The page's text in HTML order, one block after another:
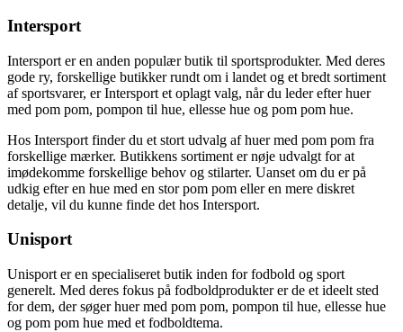
Intersport
Intersport er en anden populær butik til sportsprodukter. Med deres
gode ry, forskellige butikker rundt om i landet og et bredt sortiment
af sportsvarer, er Intersport et oplagt valg, når du leder efter huer
med pom pom, pompon til hue, ellesse hue og pom pom hue.
Hos Intersport finder du et stort udvalg af huer med pom pom fra
forskellige mærker. Butikkens sortiment er nøje udvalgt for at
imødekomme forskellige behov og stilarter. Uanset om du er på
udkig efter en hue med en stor pom pom eller en mere diskret
detalje, vil du kunne finde det hos Intersport.
Unisport
Unisport er en specialiseret butik inden for fodbold og sport
generelt. Med deres fokus på fodboldprodukter er de et ideelt sted
for dem, der søger huer med pom pom, pompon til hue, ellesse hue
og pom pom hue med et fodboldtema.